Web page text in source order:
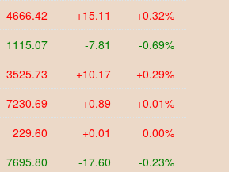
4666.42 +15.11 +0.32%
1115.07 -7.81 -0.69%
3525.73 +10.17 +0.29%
7230.69 +0.89 +0.01%
229.60 +0.01 0.00%
7695.80 -17.60 -0.23%